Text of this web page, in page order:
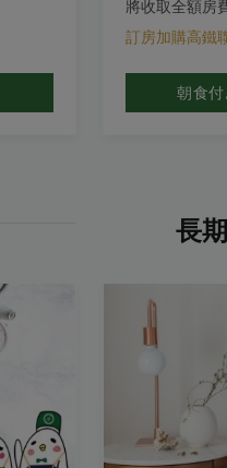
將收取全額房
訂房加購高鐵
朝食付
長